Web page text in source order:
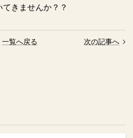
きませんか？？
一覧へ戻る 次の記事へ